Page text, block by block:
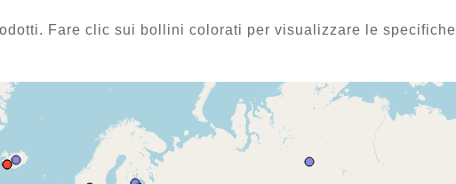
Fare clic sui bollini colorati per visualizzare le specifiche